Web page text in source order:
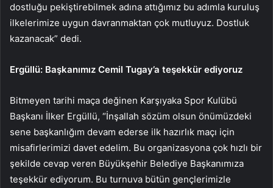
dostluğu pekiştirebilmek adına attığımız bu adımla kuruluş
ilkelerimize uygun davranmaktan çok mutluyuz. Dostluk
kazanacak” dedi.
Ergüllü: Başkanımız Cemil Tugay’a teşekkür ediyoruz
Bitmeyen tarihi maça değinen Karşıyaka Spor Kulübü
Başkanı İlker Ergüllü, “İnşallah sözüm olsun önümüzdeki
sene başkanlığım devam ederse ilk hazırlık maçı için
misafirlerimizi davet edelim. Bu organizasyona çok hızlı bir
şekilde cevap veren Büyükşehir Belediye Başkanımıza
teşekkür ediyorum. Bu turnuva bütün gençlerimizle